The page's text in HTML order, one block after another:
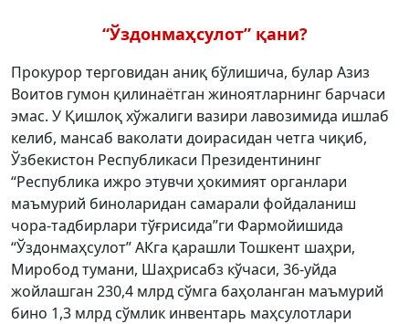
“Ўздонмаҳсулот” қани?
Прокурор терговидан аниқ бўлишича, булар Азиз
Воитов гумон қилинаётган жиноятларнинг барчаси
эмас. У Қишлоқ хўжалиги вазири лавозимида ишлаб
келиб, мансаб ваколати доирасидан четга чиқиб,
Ўзбекистон Республикаси Президентининг
“Республика ижро этувчи ҳокимият органлари
маъмурий биноларидан самарали фойдаланиш
чора-тадбирлари тўғрисида”ги Фармойишида
“Ўздонмаҳсулот” АКга қарашли Тошкент шаҳри,
Миробод тумани, Шаҳрисабз кўчаси, 36-уйда
жойлашган 230,4 млрд сўмга баҳоланган маъмурий
бино 1,3 млрд сўмлик инвентарь маҳсулотлари